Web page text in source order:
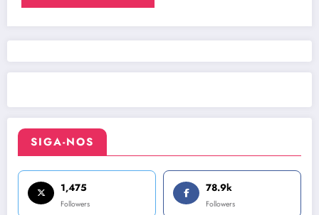
SIGA-NOS
1,475
Followers
78.9k
Followers